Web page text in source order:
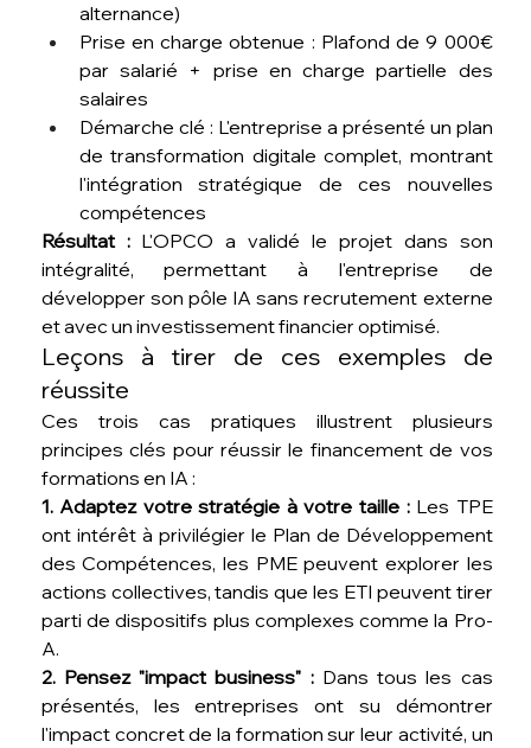
alternance)
Prise en charge obtenue : Plafond de 9 000€
par salarié + prise en charge partielle des
salaires
Démarche clé : L'entreprise a présenté un plan
de transformation digitale complet, montrant
l'intégration stratégique de ces nouvelles
compétences
Résultat : L'OPCO a validé le projet dans son
intégralité, permettant à l'entreprise de
développer son pôle IA sans recrutement externe
et avec un investissement financier optimisé.
Leçons à tirer de ces exemples de
réussite
Ces trois cas pratiques illustrent plusieurs
principes clés pour réussir le financement de vos
formations en IA :
1. Adaptez votre stratégie à votre taille : Les TPE
ont intérêt à privilégier le Plan de Développement
des Compétences, les PME peuvent explorer les
actions collectives, tandis que les ETI peuvent tirer
parti de dispositifs plus complexes comme la Pro-
A.
2. Pensez "impact business" : Dans tous les cas
présentés, les entreprises ont su démontrer
l'impact concret de la formation sur leur activité, un